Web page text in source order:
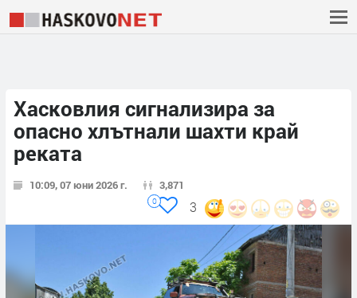
Хасковлия сигнализира за
опасно хлътнали шахти край
реката
10:09, 07 юни 2026 г. 3,871
3
0